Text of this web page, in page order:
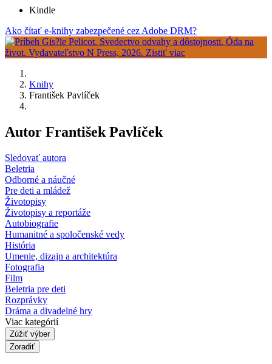
Kindle
Ako čítať e-knihy zabezpečené cez Adobe DRM?
Knihy
František Pavlíček
Autor František Pavlíček
Sledovať autora
Beletria
Odborné a náučné
Pre deti a mládež
Životopisy
Životopisy a reportáže
Autobiografie
Humanitné a spoločenské vedy
História
Umenie, dizajn a architektúra
Fotografia
Film
Beletria pre deti
Rozprávky
Dráma a divadelné hry
Viac kategórií
Zúžiť výber
Zoradiť